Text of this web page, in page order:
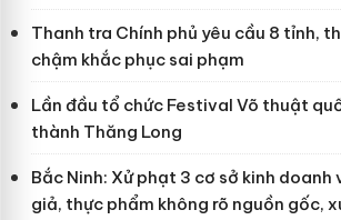
Thanh tra Chính phủ yêu cầu 8 tỉnh,
chậm khắc phục sai phạm
Lần đầu tổ chức Festival Võ thuật
thành Thăng Long
Bắc Ninh: Xử phạt 3 cơ sở kinh doanh
giả, thực phẩm không rõ nguồn gốc,